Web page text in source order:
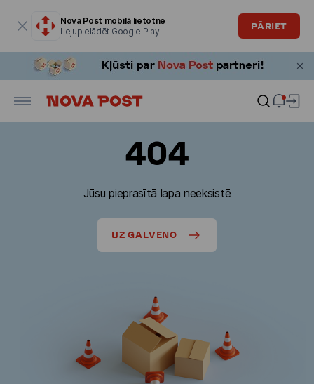
Nova Post mobilā lietotne
Lejupielādēt Google Play
PĀRIET
404
Jūsu pieprasītā lapa neeksistē
UZ GALVENO